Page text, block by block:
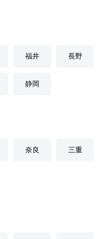
福井 長野
静岡
奈良 三重